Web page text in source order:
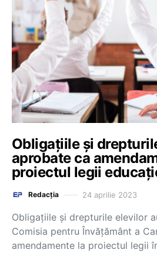
Obligațiile și
aprobate ca
proiectul legii
Redacția 24 aprilie 2023
Obligațiile și drepturile elevilor
Comisia pentru Învățământ a
amendamente la proiectul legii